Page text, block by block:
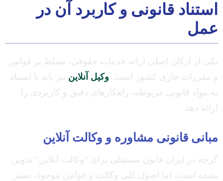
استناد قانونی و کاربرد آن در
عمل
یکی از ارکان اصلی ارائه خدمات حقوقی، تسلط بر قوانین
و مقررات جاری کشور است. وکیل آنلاین نیز باید با استناد
به مواد قانونی مربوطه، راهکارهای دقیق و کاربردی را
ارائه دهد.
مبانی قانونی مشاوره و وکالت آنلاین
گرچه در ایران قانون مستقلی برای “وکالت آنلاین” تدوین
نشده است، اما اصول کلی وکالت و قوانین موجود، بستر